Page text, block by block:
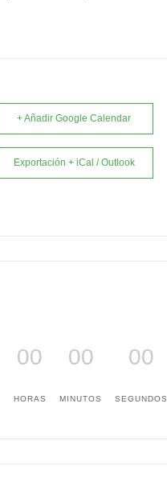
+ Añadir Google Calendar
Exportación + iCal / Outlook
00
HORAS
00
MINUTOS
00
SEGUNDOS